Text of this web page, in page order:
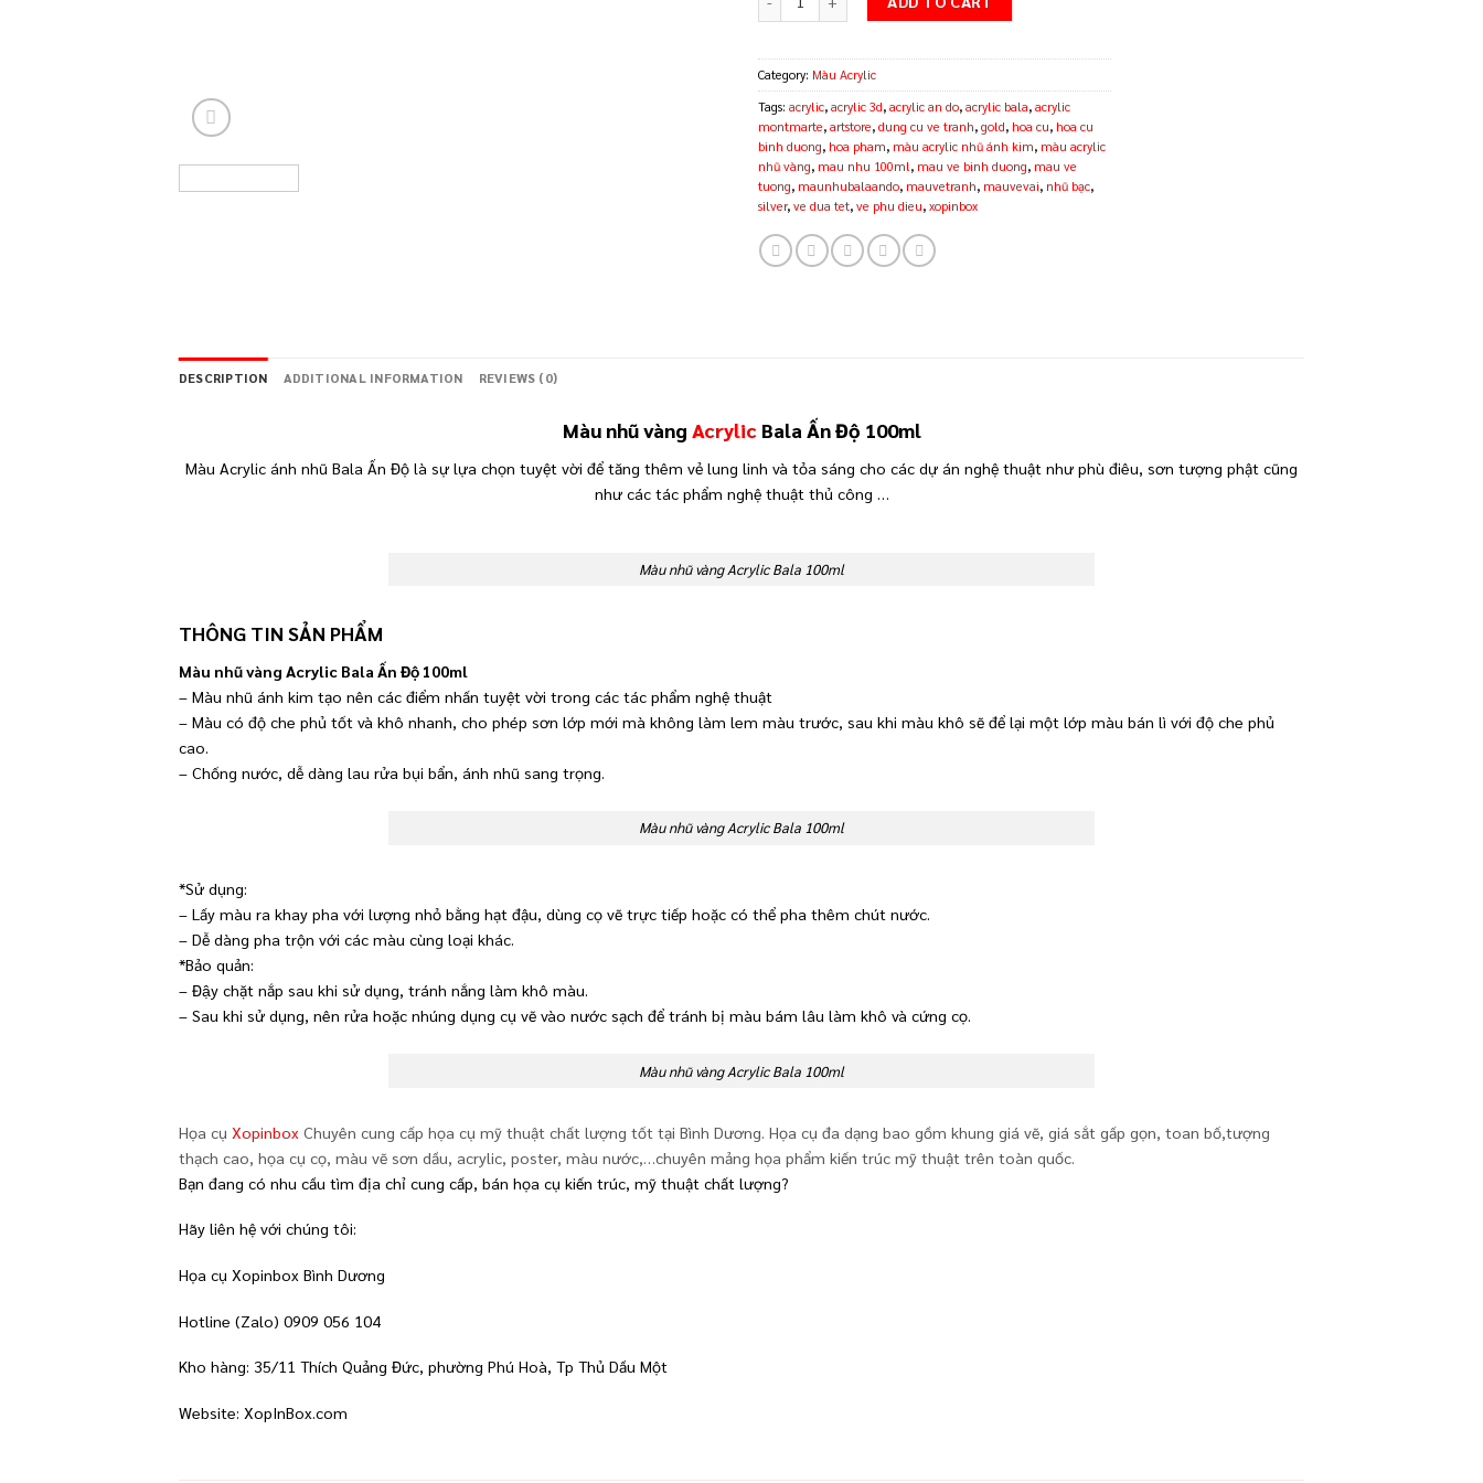
Category: Màu Acrylic
Tags: acrylic, acrylic 3d, acrylic an do, acrylic bala, acrylic
montmarte, artstore, dung cu ve tranh, gold, hoa cu, hoa cu
binh duong, hoa pham, màu acrylic nhũ ánh kim, màu acrylic
nhũ vàng, mau nhu 100ml , mau ve binh duong, mau ve
tuong, maunhubalaando, mauvetranh, mauvevai, nhũ bạc,
silver, ve dua tet, ve phu dieu, xopinbox
DESCRIPTION ADDITIONAL INFORMATION REVIEWS (0)
Màu nhũ vàng Acrylic Bala Ấn Độ 100ml
Màu Acrylic ánh nhũ Bala Ấn Độ là sự lựa chọn tuyệt vời để tăng thêm vẻ lung linh và tỏa sáng cho các dự án nghệ thuật như phù điêu, sơn tượng phật cũng
như các tác phẩm nghệ thuật thủ công …
Màu nhũ vàng Acrylic Bala 100ml
THÔNG TIN SẢN PHẨM
Màu nhũ vàng Acrylic Bala Ấn Độ 100ml
– Màu nhũ ánh kim tạo nên các điểm nhấn tuyệt vời trong các tác phẩm nghệ thuật
– Màu có độ che phủ tốt và khô nhanh, cho phép sơn lớp mới mà không làm lem màu trước, sau khi màu khô sẽ để lại một lớp màu bán lì với độ che phủ
cao.
– Chống nước, dễ dàng lau rửa bụi bẩn, ánh nhũ sang trọng.
Màu nhũ vàng Acrylic Bala 100ml
*Sử dụng:
– Lấy màu ra khay pha với lượng nhỏ bằng hạt đậu, dùng cọ vẽ trực tiếp hoặc có thể pha thêm chút nước.
– Dễ dàng pha trộn với các màu cùng loại khác.
*Bảo quản:
– Đậy chặt nắp sau khi sử dụng, tránh nắng làm khô màu.
– Sau khi sử dụng, nên rửa hoặc nhúng dụng cụ vẽ vào nước sạch để tránh bị màu bám lâu làm khô và cứng cọ.
Màu nhũ vàng Acrylic Bala 100ml
Họa cụ Xopinbox Chuyên cung cấp họa cụ mỹ thuật chất lượng tốt tại Bình Dương. Họa cụ đa dạng bao gồm khung giá vẽ, giá sắt gấp gọn, toan bố,tượng
thạch cao, họa cụ cọ, màu vẽ sơn dầu, acrylic, poster, màu nước,…chuyên mảng họa phẩm kiến trúc mỹ thuật trên toàn quốc.
Bạn đang có nhu cầu tìm địa chỉ cung cấp, bán họa cụ kiến trúc, mỹ thuật chất lượng?
Hãy liên hệ với chúng tôi:
Họa cụ Xopinbox Bình Dương
Hotline (Zalo) 0909 056 104
Kho hàng: 35/11 Thích Quảng Đức, phường Phú Hoà, Tp Thủ Dầu Một
Website: XopInBox.com